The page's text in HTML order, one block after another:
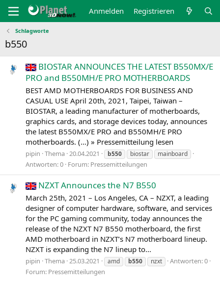
Anmelden Registrieren
Schlagworte
b550
BIOSTAR ANNOUNCES THE LATEST B550MX/E
PRO and B550MH/E PRO MOTHERBOARDS
BEST AMD MOTHERBOARDS FOR BUSINESS AND
CASUAL USE April 20th, 2021, Taipei, Taiwan –
BIOSTAR, a leading manufacturer of motherboards,
graphics cards, and storage devices today, announces
the latest B550MX/E PRO and B550MH/E PRO
motherboards. (…) » Pressemitteilung lesen
pipin Thema 20.04.2021 b550 biostar mainboard
Antworten: 0 Forum: Pressemitteilungen
NZXT Announces the N7 B550
March 25th, 2021 – Los Angeles, CA – NZXT, a leading
designer of computer hardware, software, and services
for the PC gaming community, today announces the
release of the NZXT N7 B550 motherboard, the first
AMD motherboard in NZXT’s N7 motherboard lineup.
NZXT is expanding the N7 lineup to...
pipin Thema 25.03.2021 amd b550 nzxt
Antworten: 0
Forum: Pressemitteilungen